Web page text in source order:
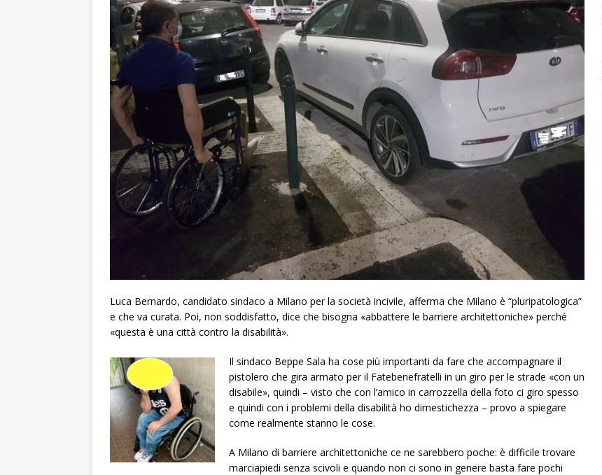
Luca Bernardo, candidato sindaco a Milano per la società incivile, afferma che Milano è “pluripatologica”
e che va curata. Poi, non soddisfatto, dice che bisogna «abbattere le barriere architettoniche» perché
«questa è una città contro la disabilità».
Il sindaco Beppe Sala ha cose più importanti da fare che accompagnare il
pistolero che gira armato per il Fatebenefratelli in un giro per le strade «con un
disabile», quindi – visto che con l’amico in carrozzella della foto ci giro spesso
e quindi con i problemi della disabilità ho dimestichezza – provo a spiegare
come realmente stanno le cose.
A Milano di barriere architettoniche ce ne sarebbero poche: è difficile trovare
marciapiedi senza scivoli e quando non ci sono in genere basta fare pochi